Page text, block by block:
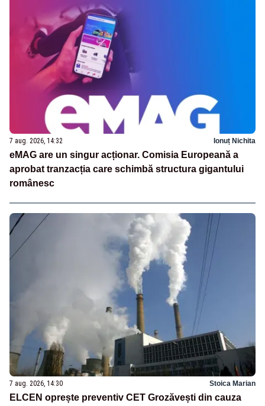
7 aug. 2026, 14:32 Ionuț Nichita
eMAG are un singur acționar. Comisia Europeană a
aprobat tranzacția care schimbă structura gigantului
românesc
7 aug. 2026, 14:30 Stoica Marian
ELCEN oprește preventiv CET Grozăvești din cauza